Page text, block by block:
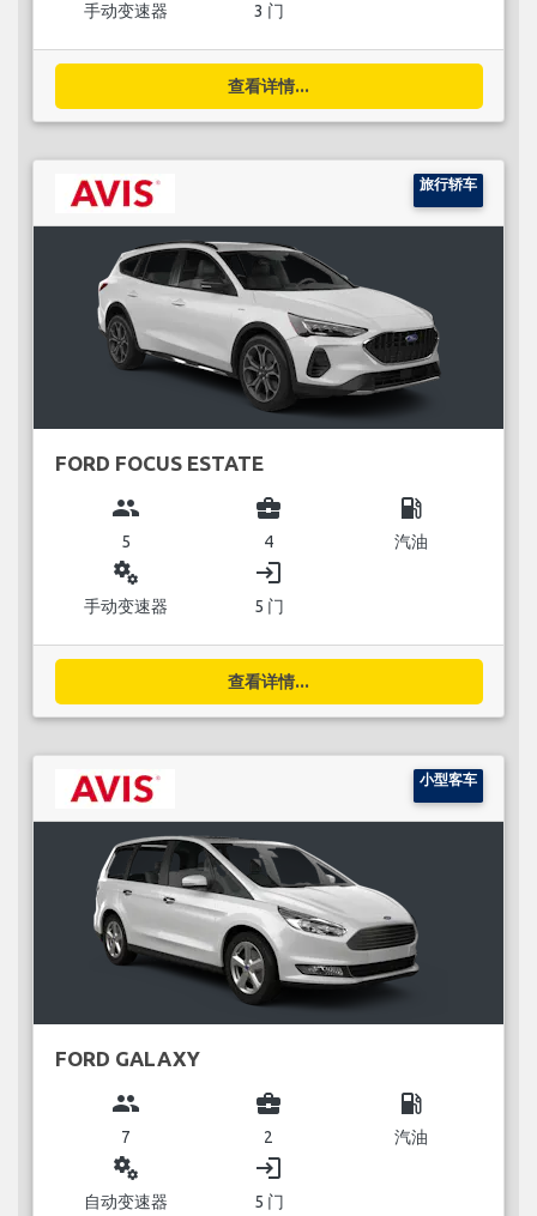
手动变速器 3 门
查看详情...
旅行轿车
FORD FOCUS ESTATE
group
5
business_center
4
local_gas_station
汽油
miscellaneous_services
手动变速器
login
5 门
查看详情...
小型客车
FORD GALAXY
group
7
business_center
2
local_gas_station
汽油
miscellaneous_services
自动变速器
login
5 门